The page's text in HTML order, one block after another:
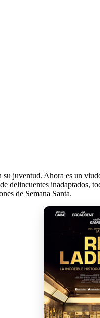
juventud. Ahora es un
delincuentes inadaptados,
de Semana Santa.